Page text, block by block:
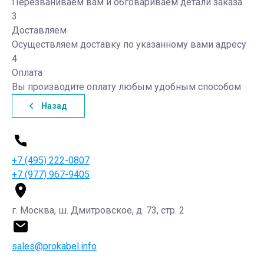
3
Доставляем
Осуществляем доставку по указанному вами адресу
4
Оплата
Вы производите оплату любым удобным способом
Назад
+7 (495) 222-0807
+7 (977) 967-9405
г. Москва, ш. Дмитровское, д. 73, стр. 2
sales@prokabel.info